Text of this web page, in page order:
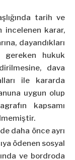
tarih ve
incelenen karar,
dayandıkları
gereken hukuk
dava
ile kararda
uygun olup
kapsamı
daha önce ayrı
ödenen sosyal
ve bordroda